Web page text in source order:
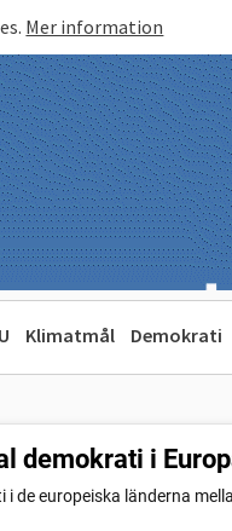
Mer information
Klimatmål Demokrati